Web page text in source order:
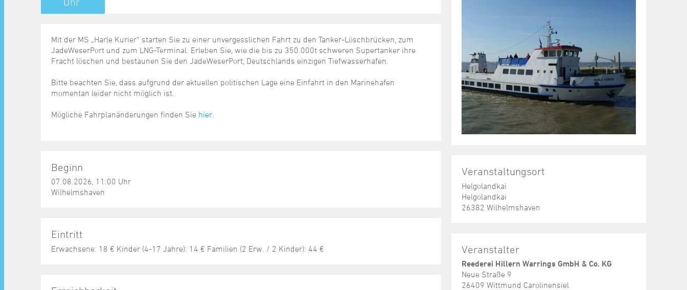
Mit der MS „Harle Kurier“ starten Sie zu einer unvergesslichen Fahrt zu den Tanker-Löschbrücken, zum
JadeWeserPort und zum LNG-Terminal. Erleben Sie, wie die bis zu 350.000t schweren Supertanker ihre
Fracht löschen und bestaunen Sie den JadeWeserPort, Deutschlands einzigen Tiefwasserhafen.
Bitte beachten Sie, dass aufgrund der aktuellen politischen Lage eine Einfahrt in den Marinehafen
momentan leider nicht möglich ist.
Mögliche Fahrplanänderungen finden Sie hier
Beginn
07.08.2026, 11:00 Uhr
Wilhelmshaven
Eintritt
Erwachsene: 18 € Kinder (4-17 Jahre): 14 € Familien (2 Erw. / 2 Kinder): 44 €
Veranstaltungsort
Helgolandkai
Helgolandkai
26382 Wilhelmshaven
Veranstalter
Reederei Hillern Warrings GmbH & Co. KG
Neue Straße 9
26409 Wittmund Carolinensiel